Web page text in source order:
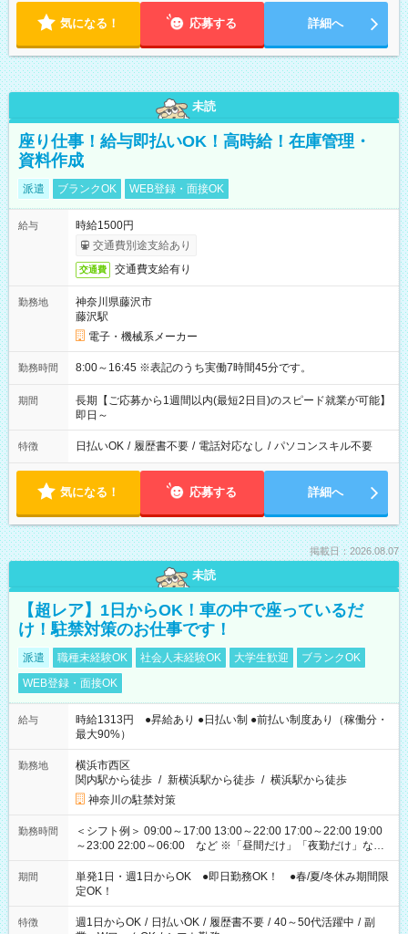
気になる！ 応募する 詳細へ
未読
座り仕事！給与即払いOK！高時給！在庫管理・
資料作成
派遣 ブランクOK WEB登録・面接OK
給与
時給1500円
交通費別途支給あり
交通費 交通費支給有り
勤務地
神奈川県藤沢市
藤沢駅
電子・機械系メーカー
勤務時間 8:00～16:45 ※表記のうち実働7時間45分です。
期間
長期【ご応募から1週間以内(最短2日目)のスピード就業が可能】
即日～
特徴 日払いOK / 履歴書不要 / 電話対応なし / パソコンスキル不要
気になる！ 応募する 詳細へ
掲載日：2026.08.07
未読
【超レア】1日からOK！車の中で座っているだ
け！駐禁対策のお仕事です！
派遣 職種未経験OK 社会人未経験OK 大学生歓迎
ブランクOK
WEB登録・面接OK
給与
時給1313円 ●昇給あり ●日払い制 ●前払い制度あり（稼働分・
最大90%）
勤務地
横浜市西区
関内駅から徒歩 / 新横浜駅から徒歩 / 横浜駅から徒歩
神奈川の駐禁対策
勤務時間
＜シフト例＞ 09:00～17:00 13:00～22:00 17:00～22:00 19:00
～23:00 22:00～06:00 など ※「昼間だけ」「夜勤だけ」など
の希望OK
期間
単発1日・週1日からOK ●即日勤務OK！ ●春/夏/冬休み期間限
定OK！
特徴 週1日からOK / 日払いOK / 履歴書不要 / 40～50代活躍中 / 副